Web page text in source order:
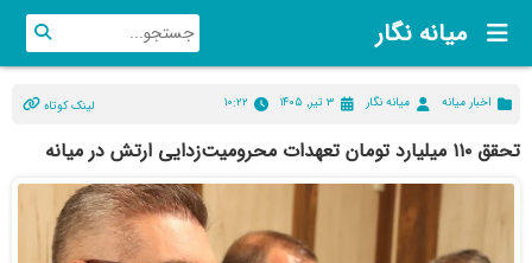
میانه نگار
اخبار میانه میانه نگار ۳ تیر, ۱۴۰۵ ۱۰:۲۲ لینک کوتاه
تحقق ۱۱۰ میلیارد تومان تعهدات محرومیت‌زدایی ارتش در میانه